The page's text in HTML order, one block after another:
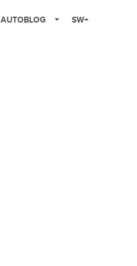
AUTOBLOG SW+